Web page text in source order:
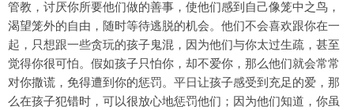
管教，讨厌你所要他们做的善事，使他们感到自己像笼中之鸟，
渴望笼外的自由，随时等待逃脱的机会。他们不会喜欢跟你在一
起，只想跟一些贪玩的孩子鬼混，因为他们与你太过生疏，甚至
觉得你很可怕。假如孩子只怕你，却不爱你，那么他们就会常常
对你撒谎，免得遭到你的惩罚。平日让孩子感受到充足的爱，那
么在孩子犯错时，可以很放心地惩罚他们；因为他们知道，你虽